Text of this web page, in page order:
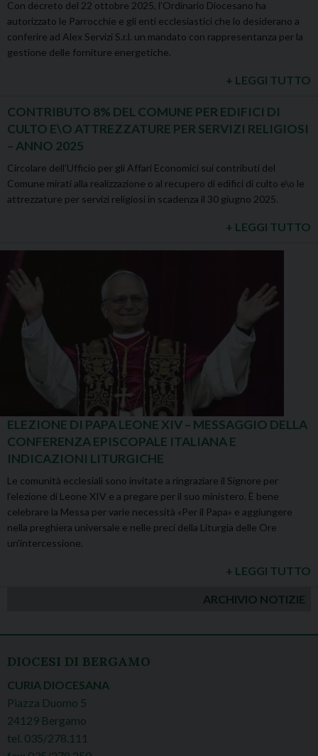
Con decreto del 22 ottobre 2025, l'Ordinario Diocesano ha
autorizzato le Parrocchie e gli enti ecclesiastici che lo desiderano a
conferire ad Alex Servizi S.r.l. un mandato con rappresentanza per la
gestione delle forniture energetiche.
+ LEGGI TUTTO
CONTRIBUTO 8% DEL COMUNE PER EDIFICI DI
CULTO E\O ATTREZZATURE PER SERVIZI RELIGIOSI
– ANNO 2025
Circolare dell’Ufficio per gli Affari Economici sui contributi del
Comune mirati alla realizzazione o al recupero di edifici di culto e\o le
attrezzature per servizi religiosi in scadenza il 30 giugno 2025.
+ LEGGI TUTTO
ELEZIONE DI PAPA LEONE XIV – MESSAGGIO DELLA
CONFERENZA EPISCOPALE ITALIANA E
INDICAZIONI LITURGICHE
Le comunità ecclesiali sono invitate a ringraziare il Signore per
l’elezione di Leone XIV e a pregare per il suo ministero. È bene
celebrare la Messa per varie necessità «Per il Papa» e aggiungere
nella preghiera universale e nelle preci della Liturgia delle Ore
un'intercessione.
+ LEGGI TUTTO
ARCHIVIO NOTIZIE
DIOCESI DI BERGAMO
CURIA DIOCESANA
Piazza Duomo 5
24129 Bergamo
tel. 035/278.111